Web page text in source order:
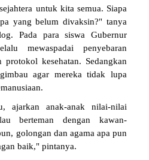
untuk kita semua. Siapa
yang belum divaksin?" tanya
Pada para siswa Gubernur
mewaspadai penyebaran
kesehatan. Sedangkan
agar mereka tidak lupa
ajarkan anak-anak nilai-nilai
berteman dengan kawan-
golongan dan agama apa pun
baik," pintanya.